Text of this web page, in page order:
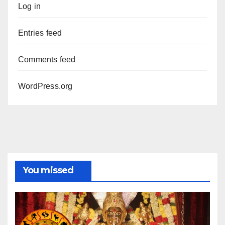
Log in
Entries feed
Comments feed
WordPress.org
You missed